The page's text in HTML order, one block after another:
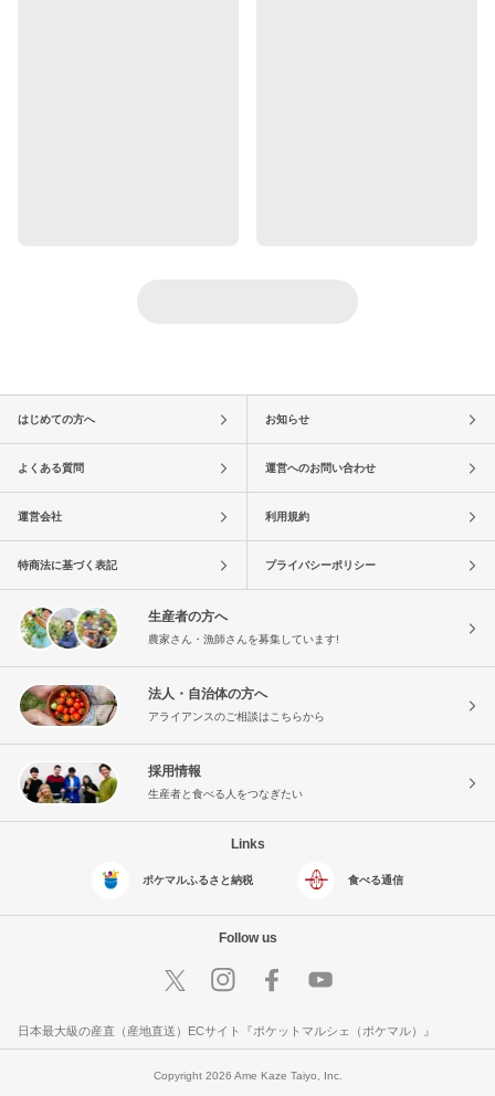
はじめての方へ お知らせ
よくある質問 運営へのお問い合わせ
運営会社 利用規約
特商法に基づく表記 プライバシーポリシー
生産者の方へ
農家さん・漁師さんを募集しています!
法人・自治体の方へ
アライアンスのご相談はこちらから
採用情報
生産者と食べる人をつなぎたい
Links
ポケマルふるさと納税 食べる通信
Follow us
日本最大級の産直（産地直送）ECサイト『ポケットマルシェ（ポケマル）』
Copyright 2026 Ame Kaze Taiyo, Inc.